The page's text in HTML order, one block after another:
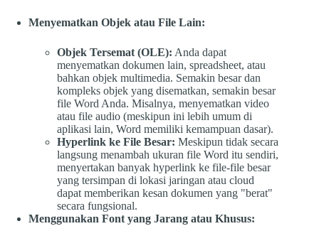
Menyematkan Objek atau File Lain:
Objek Tersemat (OLE): Anda dapat
menyematkan dokumen lain, spreadsheet, atau
bahkan objek multimedia. Semakin besar dan
kompleks objek yang disematkan, semakin besar
file Word Anda. Misalnya, menyematkan video
atau file audio (meskipun ini lebih umum di
aplikasi lain, Word memiliki kemampuan dasar).
Hyperlink ke File Besar: Meskipun tidak secara
langsung menambah ukuran file Word itu sendiri,
menyertakan banyak hyperlink ke file-file besar
yang tersimpan di lokasi jaringan atau cloud
dapat memberikan kesan dokumen yang "berat"
secara fungsional.
Menggunakan Font yang Jarang atau Khusus: